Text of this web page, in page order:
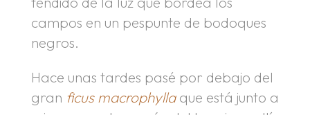
campos en un pespunte de bodoques
negros.
Hace unas tardes pasé por debajo del
gran ficus macrophyllaque está junto a